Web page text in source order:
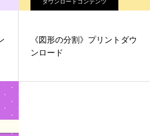
ダウンロードコンテンツ
《図形の分割》プリントダウ
ンロード